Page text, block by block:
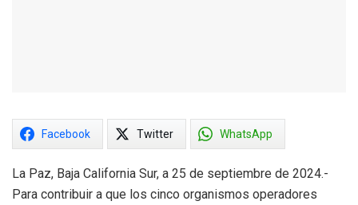
Facebook Twitter WhatsApp
La Paz, Baja California Sur, a 25 de septiembre de 2024.-
Para contribuir a que los cinco organismos operadores